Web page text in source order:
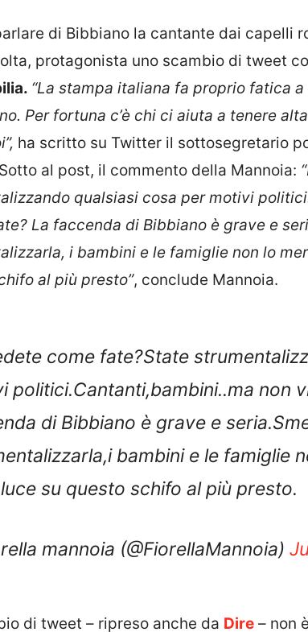
di Bibbiano la cantante dai capelli
protagonista uno scambio di tweet
“La stampa italiana fa proprio fatica
Per fortuna c’è chi ci aiuta a tenere
ha scritto su Twitter il sottosegretario
al post, il commento della Mannoia:
qualsiasi cosa per motivi
La faccenda di Bibbiano è grave e
i bambini e le famiglie non lo
al più presto”, conclude Mannoia.
come fate?State
politici.Cantanti,bambini..ma non
di Bibbiano è grave e
bambini e le famiglie
su questo schifo al più presto.
mannoia (@FiorellaMannoia)
di tweet – ripreso anche da Dire – non